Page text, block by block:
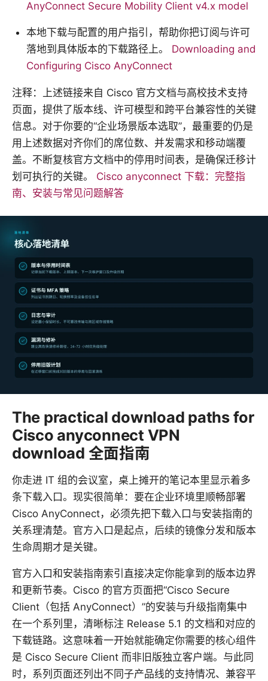
AnyConnect Secure Mobility Client v4.x model
本地下载与配置的用户指引，帮助你把订阅与许可
落地到具体版本的下载路径上。 Downloading and
Configuring Cisco AnyConnect
注释：上述链接来自 Cisco 官方文档与高校技术支持
页面，提供了版本线、许可模型和跨平台兼容性的关键
信息。对于你要的“企业场景版本选取”，最重要的仍是
用上述数据对齐你们的席位数、并发需求和移动端覆
盖。不断复核官方文档中的停用时间表，是确保迁移计
划可执行的关键。 Cisco anyconnect 下载：完整指
南、安装与常见问题解答
The practical download paths for
Cisco anyconnect VPN
download 全面指南
你走进 IT 组的会议室，桌上摊开的笔记本里显示着多
条下载入口。现实很简单：要在企业环境里顺畅部署
Cisco AnyConnect，必须先把下载入口与安装指南的
关系理清楚。官方入口是起点，后续的镜像分发和版本
生命周期才是关键。
官方入口和安装指南索引直接决定你能拿到的版本边界
和更新节奏。Cisco 的官方页面把“Cisco Secure
Client（包括 AnyConnect）”的安装与升级指南集中
在一个系列里，清晰标注 Release 5.1 的文档和对应的
下载链路。这意味着一开始就能确定你需要的核心组件
是 Cisco Secure Client 而非旧版独立客户端。与此同
时，系列页面还列出不同子产品线的支持情况、兼容平